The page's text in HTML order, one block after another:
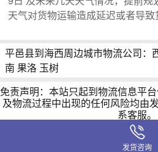
天气对货物运输造成延迟或者导致
平邑县到海西周边城市物流公司：
南 果洛 玉树
免责声明：本站只起到物流信息平
及物流过程中出现的任何风险均由
系客服。
linyiwuliu.com 临
16038934号
发货咨询